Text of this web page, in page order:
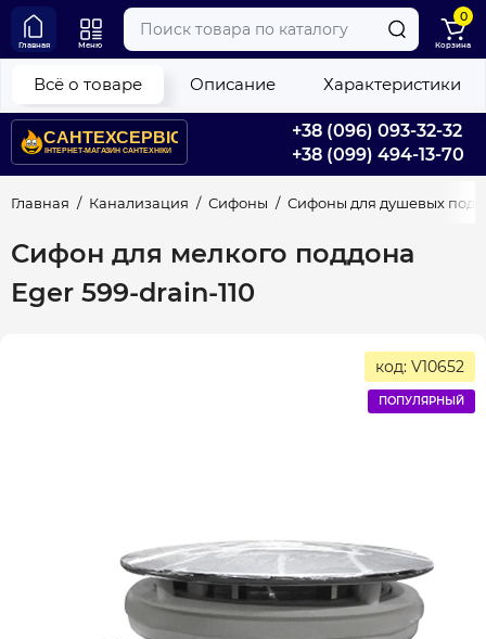
+38 (096) 093-32-32
+38 (099) 494-13-70
Главная Меню
0
Корзина
Главная Канализация Сифоны Сифоны для душевых
Сифон для мелкого поддона
Eger 599-drain-110
Всё о товаре Описание Характеристики
код: V10652
ПОПУЛЯРНЫЙ